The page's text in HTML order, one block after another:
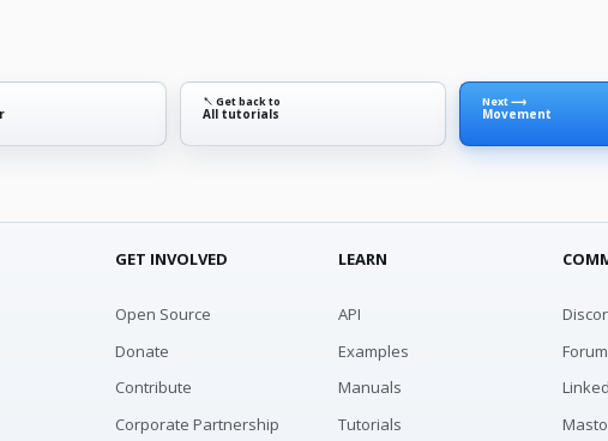
↖ Get back to
All tutorials
Next ⟶
Movement
GET INVOLVED
Open Source
Donate
Contribute
Corporate Partnership
LEARN
API
Examples
Manuals
Tutorials